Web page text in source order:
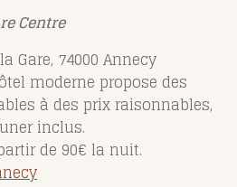
Centre
Gare, 74000 Annecy
moderne propose des
à des prix raisonnables,
inclus.
de 90€ la nuit.